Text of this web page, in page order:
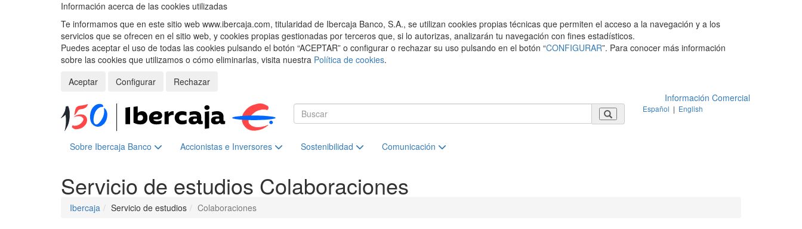
Información acerca de las cookies utilizadas
Te informamos que en este sitio web www.ibercaja.com, titularidad de Ibercaja Banco, S.A., se utilizan cookies propias técnicas que permiten el acceso a la navegación y a los
servicios que se ofrecen en el sitio web, y cookies propias gestionadas por terceros que, si lo autorizas, analizarán tu navegación con fines estadísticos.
Puedes aceptar el uso de todas las cookies pulsando el botón “ACEPTAR” o configurar o rechazar su uso pulsando en el botón “CONFIGURAR”. Para conocer más información
sobre las cookies que utilizamos o cómo eliminarlas, visita nuestra Política de cookies.
Aceptar
Configurar
Rechazar
Información Comercial
Español | English
Sobre Ibercaja Banco Accionistas e Inversores Sostenibilidad Comunicación
Servicio de estudios Colaboraciones
Ibercaja Servicio de estudios Colaboraciones